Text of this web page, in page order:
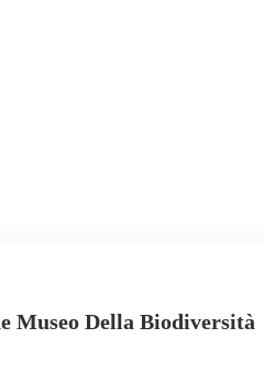
Museo Della Biodiversità